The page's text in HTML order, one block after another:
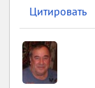
Цитировать